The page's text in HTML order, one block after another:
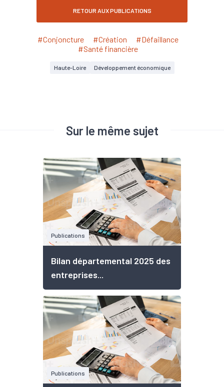
RETOUR AUX PUBLICATIONS
#Conjoncture #Création
#Défaillance
#Santé financière
Haute-Loire Développement économique
Sur le même sujet
Publications
Bilan départemental 2025 des
entreprises...
Publications